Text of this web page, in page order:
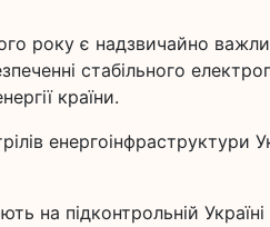
року є надзвичайно
стабільного
країни.
енергоінфраструктури
на підконтрольній Україні